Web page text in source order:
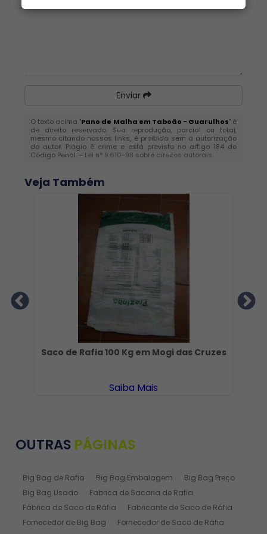
Enviar
O texto acima "Pano de Malha em Taboão - Guarulhos" é
de direito reservado. Sua reprodução, parcial ou total,
mesmo citando nossos links, é proibida sem a autorização
do autor. Plágio é crime e está previsto no artigo 184 do
Código Penal. – Lei n° 9.610-98 sobre direitos autorais.
Veja Também
Saco de Rafia 100 Kg em Mogi das Cruzes
Saiba Mais
OUTRAS PÁGINAS
Big Bag de Rafia Big Bag Embalagem
Big Bag Preço
Big Bag Usado
Fabrica de Sacaria de Rafia
Fábrica de Saco de Ráfia
Fabricante de Saco de Ráfia
Fornecedor de Big Bag
Fornecedor de Saco de Ráfia